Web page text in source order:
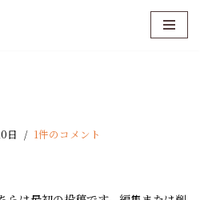
日 1件のコメント